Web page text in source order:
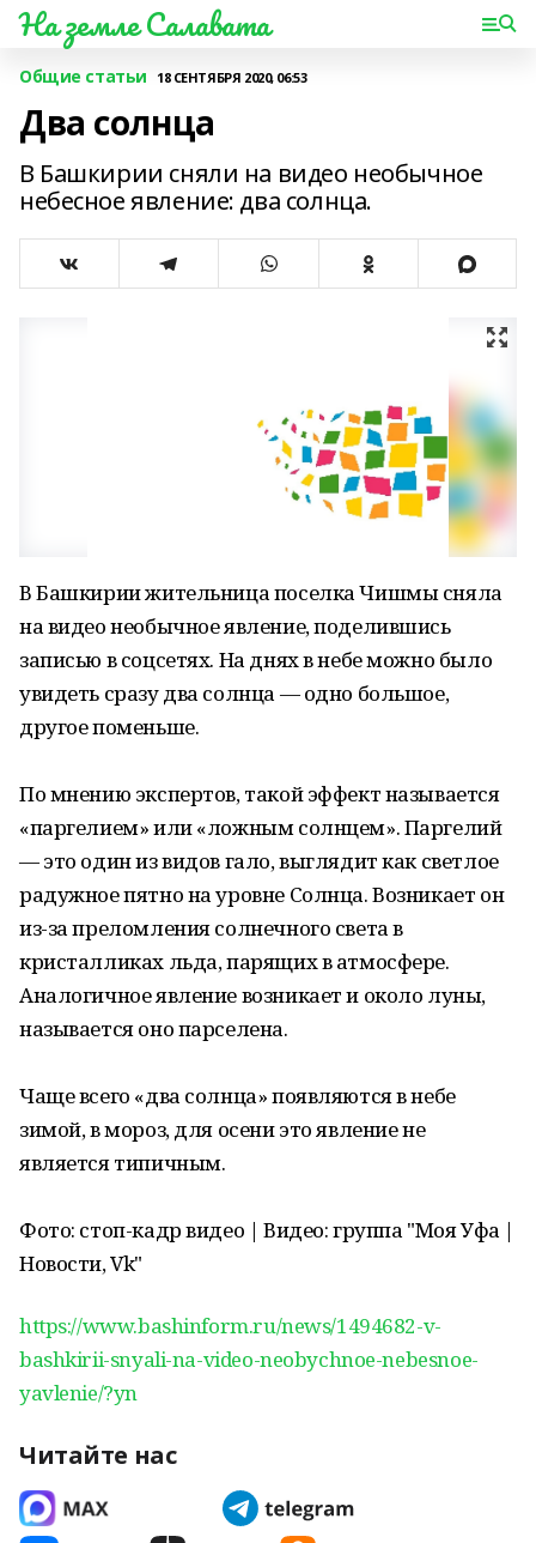
На земле Салавата
Общие статьи 18 СЕНТЯБРЯ 2020, 06:53
Два солнца
В Башкирии сняли на видео необычное
небесное явление: два солнца.
В Башкирии жительница поселка Чишмы сняла
на видео необычное явление, поделившись
записью в соцсетях. На днях в небе можно было
увидеть сразу два солнца — одно большое,
другое поменьше.
По мнению экспертов, такой эффект называется
«паргелием» или «ложным солнцем». Паргелий
— это один из видов гало, выглядит как светлое
радужное пятно на уровне Солнца. Возникает он
из-за преломления солнечного света в
кристалликах льда, парящих в атмосфере.
Аналогичное явление возникает и около луны,
называется оно парселена.
Чаще всего «два солнца» появляются в небе
зимой, в мороз, для осени это явление не
является типичным.
Фото: стоп-кадр видео | Видео: группа "Моя Уфа |
Новости, Vk"
https://www.bashinform.ru/news/1494682-v-
bashkirii-snyali-na-video-neobychnoe-nebesnoe-
yavlenie/?yn
Читайте нас